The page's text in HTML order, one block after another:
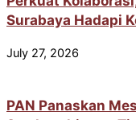
Surabaya Hadapi
July 27, 2026
PAN Panaskan